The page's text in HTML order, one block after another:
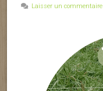
Laisser un commentaire